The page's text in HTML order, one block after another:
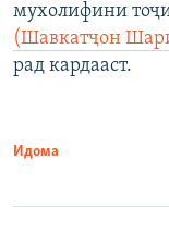
мухолифини
(Шавкатҷон
рад кардааст.
Идома